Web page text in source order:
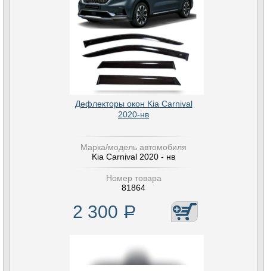
Дефлекторы окон Kia Carnival
2020-нв
Марка/модель автомобиля
Kia Carnival 2020 - нв
Номер товара
81864
2 300 Р